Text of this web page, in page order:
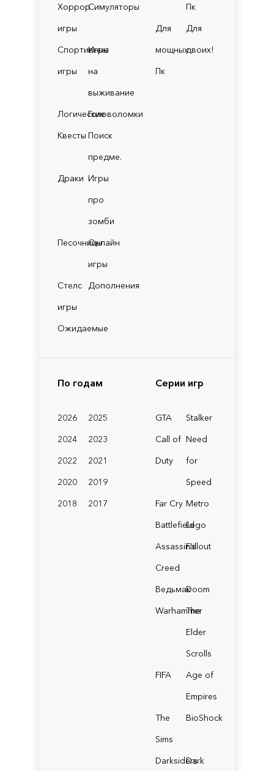
Хоррор
игры
Симуляторы
Спортивные
игры
Игры
на
выживание
ЛогическиеГоловоломки
Квесты Поиск
предме.
Драки Игры
про
зомби
ПесочницыОнлайн
игры
Стелс
игры
Дополнения
Ожидаемые
Пк
Для
мощных
Пк
Для
двоих!
По годам
2026
2025
2024
2023
2022
2021
2020
2019
2018
2017
Серии игр
GTA
Stalker
Call of
Duty
Need
for
Speed
Far Cry Metro
BattlefieldLego
Assassin's
Creed
Fallout
ВедьмакDoom
Warhammer
The
Elder
Scrolls
FIFA
Age of
Empires
The
Sims
BioShock
Darksiders
Dark